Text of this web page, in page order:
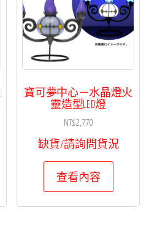
寶可夢中心－水晶燈火
靈造型LED燈
NT$2,770
缺貨/請詢問貨況
查看內容